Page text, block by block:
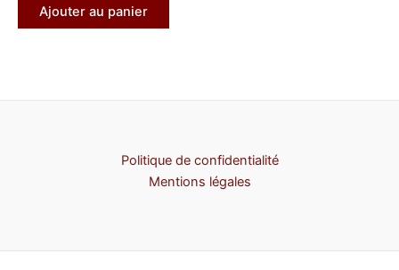
Ajouter au panier
Politique de confidentialité
Mentions légales